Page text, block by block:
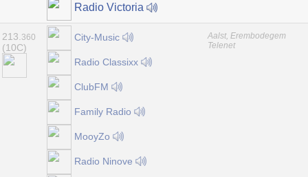
Radio Victoria
213. 360
(10C)
City-Music
Radio Classixx
ClubFM
Family Radio
MooyZo
Radio Ninove
Aalst, Erembodegem
Telenet